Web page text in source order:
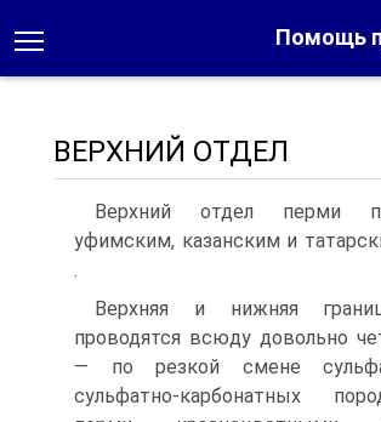
Помощь
ВЕРХНИЙ ОТДЕЛ
Верхний отдел перми
уфимским, казанским и
.
Верхняя и нижняя
проводятся всюду довольно
— по резкой смене
сульфатно-карбонат­ных